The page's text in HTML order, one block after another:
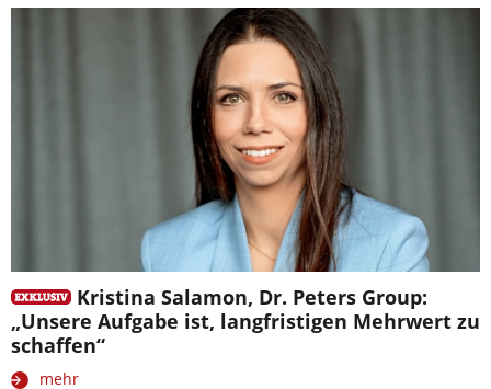
Kristina Salamon, Dr. Peters Group:
„Unsere Aufgabe ist, langfristigen Mehrwert zu
schaffen“
mehr